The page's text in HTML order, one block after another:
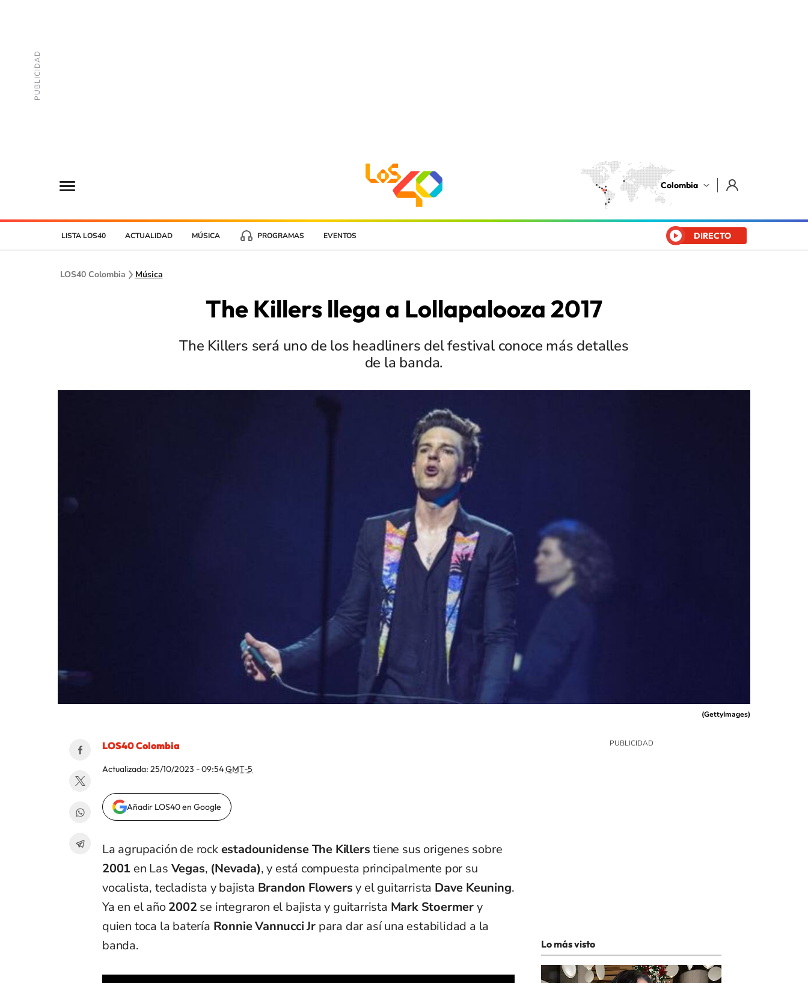
Colombia
LISTA LOS40 ACTUALIDAD MÚSICA PROGRAMAS EVENTOS DIRECTO
LOS40 Colombia Música
The Killers llega a Lollapalooza 2017
The Killers será uno de los headliners del festival conoce más detalles
de la banda.
(GettyImages)
LOS40 Colombia
Actualizada: 25/10/2023 - 09:54GMT-5
Añadir LOS40 en Google
La agrupación de rockestadounidenseThe Killerstiene sus origenes sobre
2001 en Las Vegas, (Nevada), y está compuesta principalmente por su
vocalista, tecladista y bajista Brandon Flowersy el guitarrista Dave Keuning.
Ya en el año2002 se integraron el bajista y guitarrista Mark Stoermery
quien toca la batería Ronnie Vannucci Jr para dar así una estabilidad a la
banda.
Lo más visto